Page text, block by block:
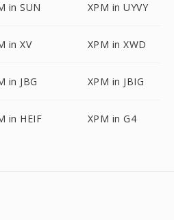
in SUN XPM in UYVY
in XV XPM in XWD
in JBG XPM in JBIG
in HEIF XPM in G4